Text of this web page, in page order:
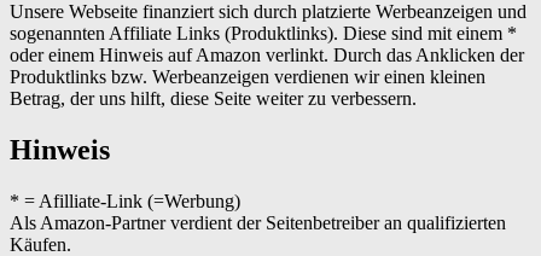
Unsere Webseite finanziert sich durch platzierte Werbeanzeigen und
sogenannten Affiliate Links (Produktlinks). Diese sind mit einem *
oder einem Hinweis auf Amazon verlinkt. Durch das Anklicken der
Produktlinks bzw. Werbeanzeigen verdienen wir einen kleinen
Betrag, der uns hilft, diese Seite weiter zu verbessern.
Hinweis
* = Afilliate-Link (=Werbung)
Als Amazon-Partner verdient der Seitenbetreiber an qualifizierten
Käufen.